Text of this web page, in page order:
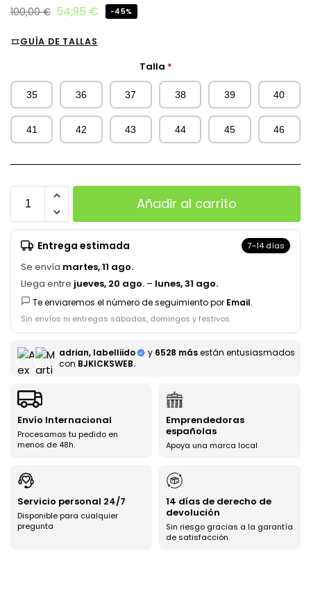
100,00€ 54,95 € -45%
GUÍA DE TALLAS
Talla *
35 36 37 38 39 40
41 42 43 44 45 46
Añadir al carrito
Entrega estimada 7–14 días
Se envía martes, 11 ago.
Llega entre jueves, 20 ago. – lunes, 31 ago.
Te enviaremos el número de seguimiento por Email.
Sin envíos ni entregas sábados, domingos y festivos.
adrian, labelliido y 6528 másestán entusiasmados
con BJKICKSWEB.
Envío Internacional
Procesamos tu pedido en
menos de 48h.
Emprendedoras
españolas
Apoya una marca local
Servicio personal 24/7
Disponible para cualquier
pregunta
14 días de derecho de
devolución
Sin riesgo gracias a la garantía
de satisfacción
Ahorra uniéndote al